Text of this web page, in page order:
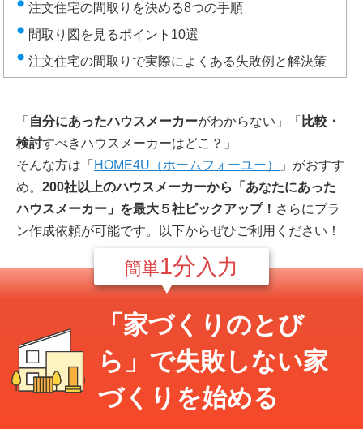
注文住宅の間取りを決める8つの手順
間取り図を見るポイント10選
注文住宅の間取りで実際によくある失敗例と解決策
「 自分にあったハウスメーカーがわからない」「 比較・
検討すべきハウスメーカーはどこ？」
そんな方は「 HOME4U（ホームフォーユー）
」がおすす
め。 200社以上のハウスメーカーから「あなたにあった
ハウスメーカー」を最大５社ピックアップ！ さらにプラ
ン作成依頼が可能です。以下からぜひご利用ください！
簡単1分入力
「家づくりのとび
ら」で失敗しない家
づくり を始める